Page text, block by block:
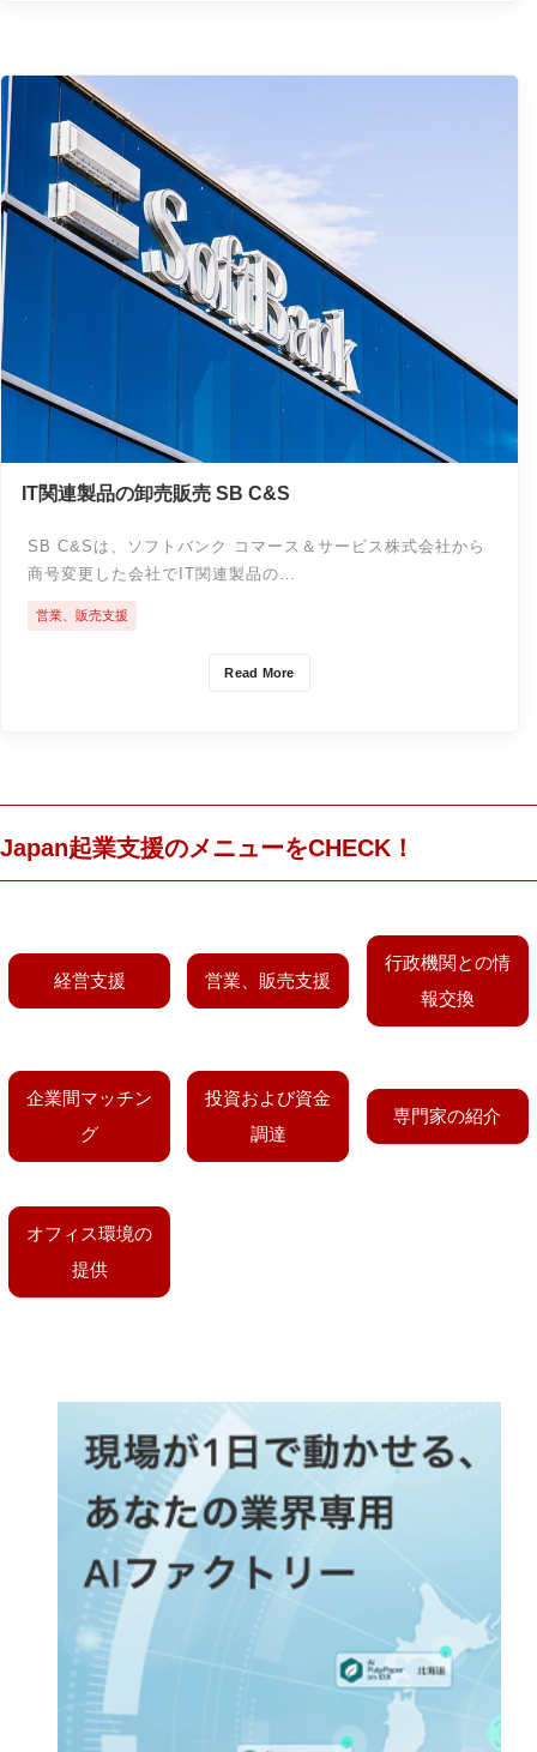
IT関連製品の卸売販売 SB C&S
SB C&Sは、ソフトバンク コマース＆サービス株式会社から
商号変更した会社でIT関連製品の…
Read More
営業、販売支援
Japan起業支援のメニューをCHECK！
経営支援 営業、販売支援
行政機関との情
報交換
企業間マッチン
グ
投資および資金
調達
専門家の紹介
オフィス環境の
提供